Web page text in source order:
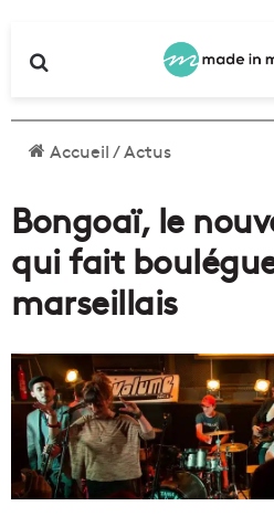
Accueil/Actus
Bongoaï, le
qui fait
marseillais